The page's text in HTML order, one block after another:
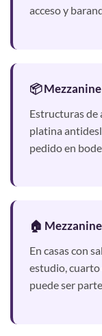
acceso y
📦
Estructuras de
platina
pedido en
🏠
En casas con
estudio, cuarto
puede ser